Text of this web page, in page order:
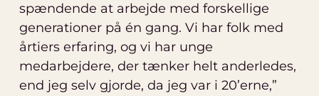
spændende at arbejde med forskellige
generationer på én gang. Vi har folk med
årtiers erfaring, og vi har unge
medarbejdere, der tænker helt anderledes,
end jeg selv gjorde, da jeg var i 20’erne,”